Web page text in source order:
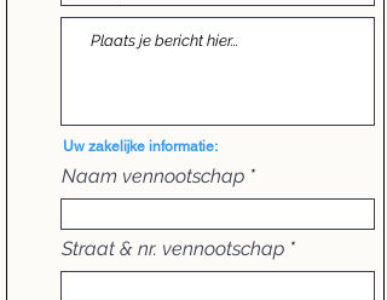
Uw zakelijke informatie:
Naam vennootschap
Straat & nr. vennootschap